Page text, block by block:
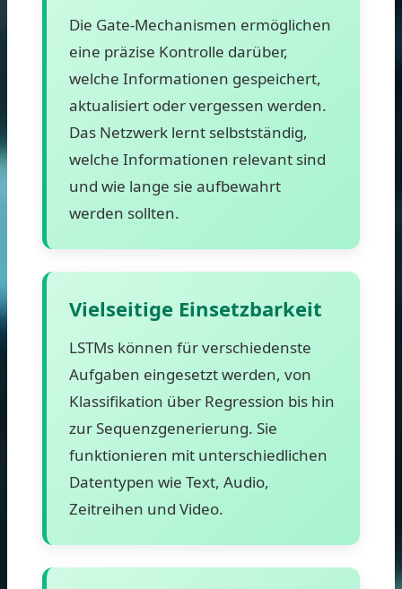
Die Gate-Mechanismen ermöglichen
eine präzise Kontrolle darüber,
welche Informationen gespeichert,
aktualisiert oder vergessen werden.
Das Netzwerk lernt selbstständig,
welche Informationen relevant sind
und wie lange sie aufbewahrt
werden sollten.
Vielseitige Einsetzbarkeit
LSTMs können für verschiedenste
Aufgaben eingesetzt werden, von
Klassifikation über Regression bis hin
zur Sequenzgenerierung. Sie
funktionieren mit unterschiedlichen
Datentypen wie Text, Audio,
Zeitreihen und Video.